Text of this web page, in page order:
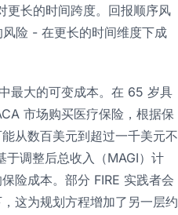
长的时间跨度。回报顺序风
险 - 在更长的时间维度下成
最大的可变成本。在 65 岁具
市场购买医疗保险，根据保
从数百美元到超过一千美元不
于调整后总收入（MAGI）计
险成本。部分 FIRE 实践者会
这为规划方程增加了另一层约